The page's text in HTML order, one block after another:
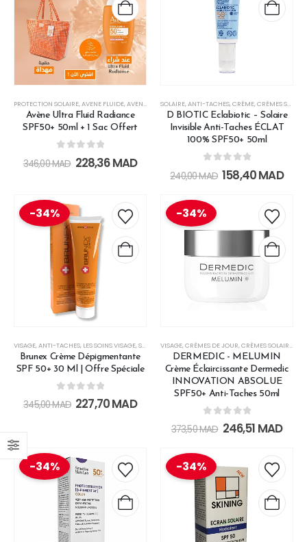
PROTECTION SOLAIRE,AVENE FLUIDE,AVENE SOLAIRES ,AVENE ULTRA FLUIDE,AVENE UTRA FLUID
Avène Ultra Fluid Radiance
SPF50+ 50ml + 1 Sac Offert
out of 5
346,00MAD 228,36MAD
SOLAIRE,ANTI-TACHES,CRÈME,CRÈMES SOLAIRES
D BIOTIC Eclabiotic – Solaire
Invisible Anti-Taches ÉCLAT
100% SPF50+ 50ml
out of 5
240,00MAD 158,40MAD
-34%
VISAGE, ANTI-TACHES, LES SOINS VISAGE,SOIN DE JOUR ,SOIN DE NUIT,SOINS CIBLÉS
Brunex Crème Dépigmentante
SPF 50+ 30 Ml | Offre Spéciale
out of 5
345,00MAD 227,70MAD
-34%
VISAGE,CRÈMES DE JOUR,CRÈMES SOLAIRES
DERMEDIC - MELUMIN
Crème Éclaircissante Dermedic
INNOVATION ABSOLUE
SPF50+ Anti-Taches 50ml
out of 5
373,50MAD 246,51 MAD
-34% -34%